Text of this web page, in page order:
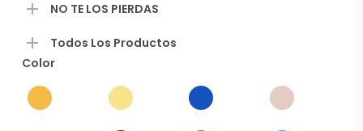
NO TE LOS PIERDAS
Todos Los Productos
Color